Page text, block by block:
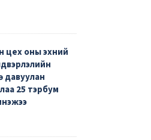
цех оны эхний
давуулан
25 тэрбум